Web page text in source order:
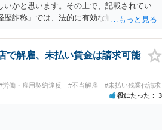
いかと思います。その上で、記載されてい
歴詐称」では、法的に有効な解雇理由とす
の中途社員であっても、解雇しやすいわけ
１６条では、「解雇は、客観的に合理的な
当であると認められない場合は、その権利
効とする。」と定めています。 そのため、
、「改善の見込みがないほどの著しい能力
を与えた」などの客観的の事情及び証拠
ースのように、一度の会議資料の誤り程
て認められることはまずありません。 ま
で解雇、未払い賃金は請求可能
労働・雇用契約違反 #不当解雇 #未払い残業代請求
役にたった 3